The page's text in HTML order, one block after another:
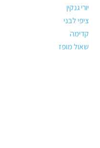
יורי גנקין
ציפי לבני
קדימה
שאול מופז